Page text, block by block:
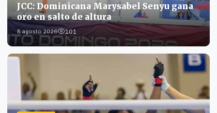
JCC: Dominicana Marysabel Senyu gana
oro en salto de altura
8 agosto 2026 101